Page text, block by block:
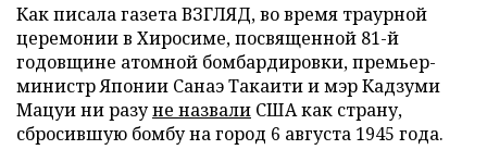
Как писала газета ВЗГЛЯД, во время траурной
церемонии в Хиросиме, посвященной 81-й
годовщине атомной бомбардировки, премьер-
министр Японии Санаэ Такаити и мэр Кадзуми
Мацуи ни разуне назвали США как страну,
сбросившую бомбу на город 6 августа 1945 года.